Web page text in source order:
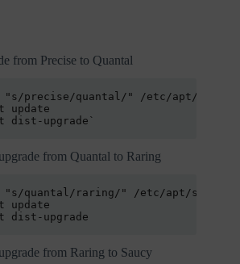
from Precise to Quantal
dist-upgrade`
from Quantal to Raring
update
from Raring to Saucy